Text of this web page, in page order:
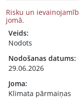
Risku un
jomā.
Veids:
Nodots
Nodošanas datums:
29.06.2026
Joma:
Klimata pārmaiņas